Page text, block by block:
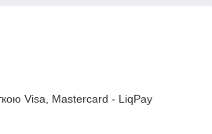
Visa, Mastercard - LiqPay